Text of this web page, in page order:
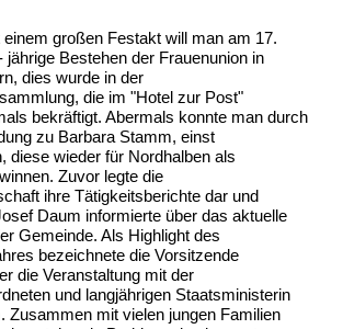
einem großen Festakt will man am 17.
jährige Bestehen der Frauenunion in
dies wurde in der
die im "Hotel zur Post"
bekräftigt. Abermals konnte man durch
zu Barbara Stamm, einst
diese wieder für Nordhalben als
Zuvor legte die
ihre Tätigkeitsberichte dar und
Daum informierte über das aktuelle
Gemeinde. Als Highlight des
bezeichnete die Vorsitzende
die Veranstaltung mit der
und langjährigen Staatsministerin
Zusammen mit vielen jungen Familien